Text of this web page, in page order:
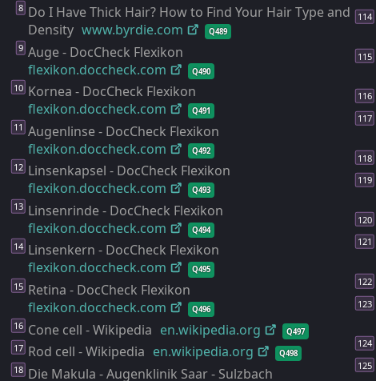
Do I Have Thick Hair? How to Find Your Hair Type and
Density www.byrdie.com Q489
Auge - DocCheck Flexikon
flexikon.doccheck.com
Q490
Kornea - DocCheck Flexikon
flexikon.doccheck.com
Q491
Augenlinse - DocCheck Flexikon
flexikon.doccheck.com
Q492
Linsenkapsel - DocCheck Flexikon
flexikon.doccheck.com
Q493
Linsenrinde - DocCheck Flexikon
flexikon.doccheck.com
Q494
Linsenkern - DocCheck Flexikon
flexikon.doccheck.com
Q495
Retina - DocCheck Flexikon
flexikon.doccheck.com
Q496
Cone cell - Wikipedia en.wikipedia.org Q497
Rod cell - Wikipedia en.wikipedia.org Q498
Die Makula - Augenklinik Saar - Sulzbach